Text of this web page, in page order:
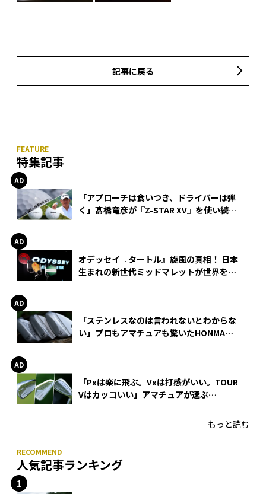
記事に戻る
特集記事
「アプローチは食いつき、ドライバーは弾
く」髙橋竜彦が『Z-STAR XV』を使い続け
オデッセイ『タートル』旋風の真相！ 日本
生まれの新世代ミッドマレットが世界を席
「ステンレスなのは言われないとわからな
い」プロもアマチュアも驚いたHONMA
「Pxは楽に飛ぶ。Vxは打感がいい。TOUR
Vはカッコいい」アマチュアが選ぶ
もっと読む
人気記事ランキング